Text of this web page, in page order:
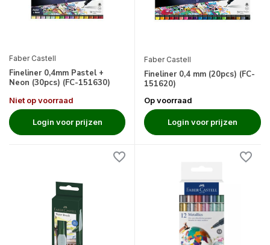
Faber Castell
Fineliner 0,4mm Pastel +
Neon (30pcs) (FC-151630)
Niet op voorraad
Login voor prijzen
Faber Castell
Fineliner 0,4 mm (20pcs) (FC-
151620)
Op voorraad
Login voor prijzen